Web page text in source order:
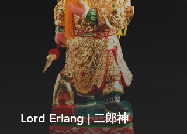
Lord Erlang | 二郎神